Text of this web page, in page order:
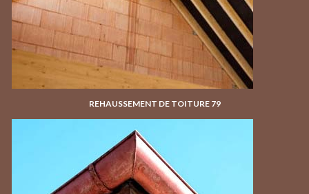
REHAUSSEMENT DE TOITURE 79